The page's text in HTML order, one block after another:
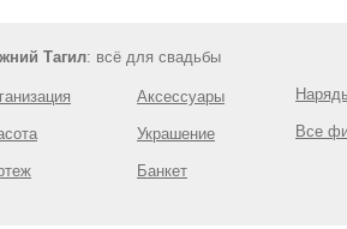
Тагил: всё для свадьбы
Аксессуары
Украшение
Банкет
Все